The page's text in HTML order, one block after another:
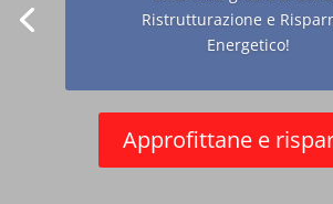
Infissi in PVC Legno Alluminio
Blindate
Lavorazioni in Ferro per
Vedi l'elenco